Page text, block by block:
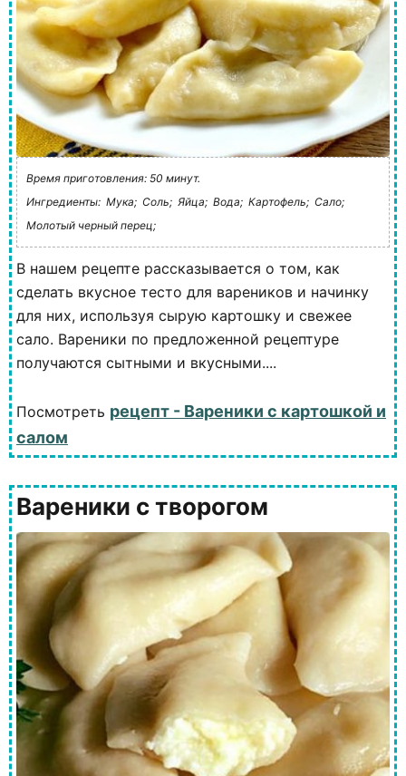
Время приготовления: 50 минут.
Ингредиенты: Мука; Соль; Яйца; Вода; Картофель; Сало;
Молотый черный перец;
В нашем рецепте рассказывается о том, как
сделать вкусное тесто для вареников и начинку
для них, используя сырую картошку и свежее
сало. Вареники по предложенной рецептуре
получаются сытными и вкусными....
Посмотреть рецепт - Вареники с картошкой и
салом
Вареники с творогом